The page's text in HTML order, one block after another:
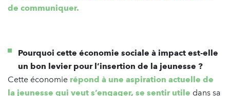
de communiquer.
Pourquoi cette économie sociale à impact est-elle
un bon levier pour l’insertion de la jeunesse ?
Cette économie répond à une aspiration actuelle de
la jeunesse qui veut s’engager, se sentir utile dans sa